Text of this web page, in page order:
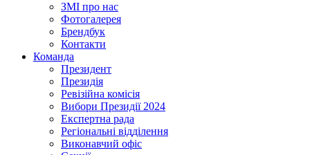
ЗМІ про нас
Фотогалерея
Брендбук
Контакти
Команда
Президент
Президія
Ревізійна комісія
Вибори Президії 2024
Експертна рада
Регіональні відділення
Виконавчий офіс